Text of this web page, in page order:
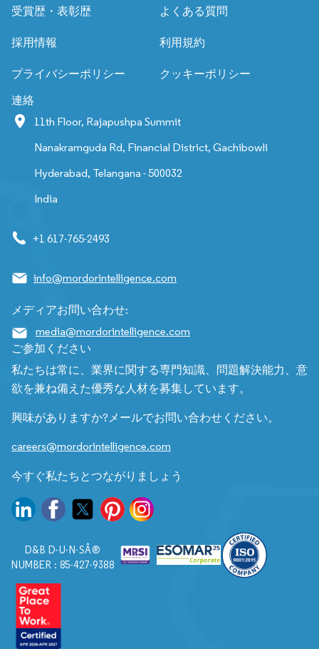
受賞歴・表彰歴 よくある質問
採用情報 利用規約
プライバシーポリシー クッキーポリシー
連絡
11th Floor, Rajapushpa Summit
Nanakramguda Rd, Financial District, Gachibowli
Hyderabad, Telangana - 500032
India
+1 617-765-2493
info@mordorintelligence.com
メディアお問い合わせ:
media@mordorintelligence.com
ご参加ください
私たちは常に、業界に関する専門知識、問題解決能力、意
欲を兼ね備えた優秀な人材を募集しています。
興味がありますか?メールでお問い合わせください。
careers@mordorintelligence.com
今すぐ私たちとつながりましょう
D&B D-U-N-SÂ®
NUMBER : 85-427-9388